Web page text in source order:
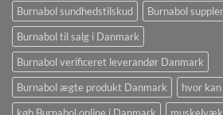
Burnabol sundhedstilskud
Burnabol
Burnabol til salg i Danmark
Burnabol verificeret leverandør Danmark
Burnabol ægte produkt Danmark
hvor